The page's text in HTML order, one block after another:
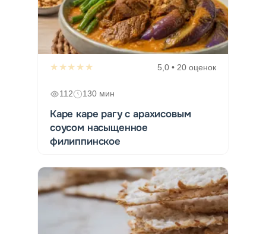
★★★★★ 5,0 • 20 оценок
112 130 мин
Каре каре рагу с арахисовым
соусом насыщенное
филиппинское